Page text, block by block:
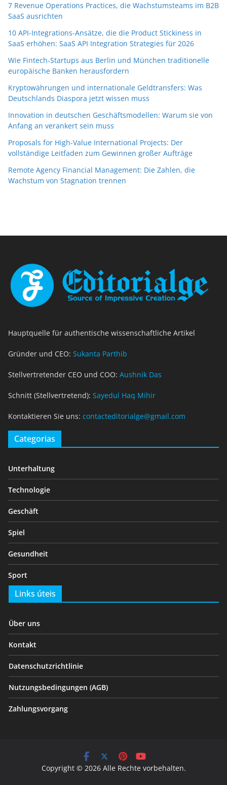
7 Revenue Operations Practices, die Wachstumsteams im B2B
SaaS ausrichten
10 API-Integrations-Ansätze, die die Product Stickiness in
SaaS erhöhen: SaaS API Integration Strategies für 2026
Wie Fintech-Startups aus Berlin und München traditionelle
europäische Banken herausfordern
Kryptowährungen und internationale Geldtransfers: Was
Deutschlands Diaspora jetzt wissen muss
Innovation in deutschen Geschäftsmodellen: Warum sie von
Anfang an verankert sein muss
Proposals for High-Value International Projects: Der
vollständige Leitfaden zum Gewinnen großer Aufträge
Remote Agency Financial Management: Die Zahlen, die
Wachstum von Stagnation trennen
Hauptquelle für authentische wissenschaftliche Artikel
Gründer und CEO: Sukanta Parthib
Stellvertretender CEO und COO: Aushnik Das
Schnitt (Stellvertretend): Sayedul Haq Mihir
Kontaktieren Sie uns: contacteditorialge@gmail.com
Categorias
Unterhaltung
Technologie
Geschäft
Spiel
Gesundheit
Sport
Links úteis
Über uns
Kontakt
Datenschutzrichtlinie
Nutzungsbedingungen (AGB)
Zahlungsvorgang
Copyright © 2026 Alle Rechte vorbehalten.